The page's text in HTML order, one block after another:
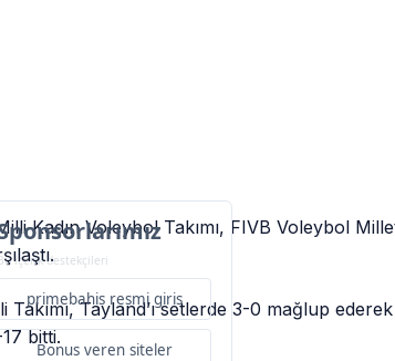
içerik destekçileri
primebahis resmi giris
Bonus veren siteler
Kadın Voleybol Takımı, FIVB Voleybol
Takımı, Tayland’ı setlerde 3-0 mağlup
bitti.